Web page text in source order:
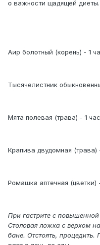
о важности щадящей диеты.
Аир болотный (корень) - 1
Тысячелистник
Мята полевая (трава) - 1
Крапива двудомная (трава)
Ромашка аптечная (цветки)
При гастрите с
Столовая ложка с верхом
бане. Отстоять, процедить.